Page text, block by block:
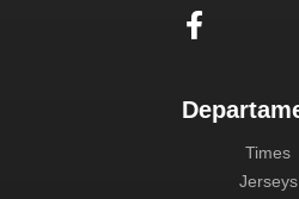
Times
Jerseys